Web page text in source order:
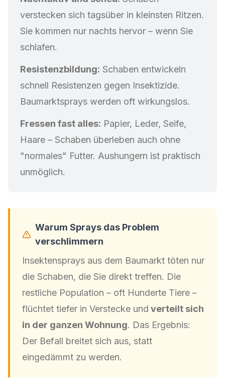
verstecken sich tagsüber in kleinsten Ritzen.
Sie kommen nur nachts hervor – wenn Sie
schlafen.
Resistenzbildung: Schaben entwickeln
schnell Resistenzen gegen Insektizide.
Baumarktsprays werden oft wirkungslos.
Fressen fast alles: Papier, Leder, Seife,
Haare – Schaben überleben auch ohne
"normales" Futter. Aushungern ist praktisch
unmöglich.
Warum Sprays das Problem
verschlimmern
Insektensprays aus dem Baumarkt töten nur
die Schaben, die Sie direkt treffen. Die
restliche Population – oft Hunderte Tiere –
flüchtet tiefer in Verstecke und verteilt sich
in der ganzen Wohnung. Das Ergebnis:
Der Befall breitet sich aus, statt
eingedämmt zu werden.